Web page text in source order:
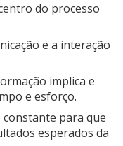
do processo
e a interação
implica e
e esforço.
para que
esperados da